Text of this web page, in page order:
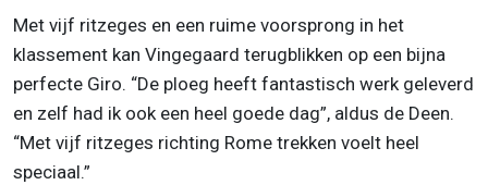
Met vijf ritzeges en een ruime voorsprong in het
klassement kan Vingegaard terugblikken op een bijna
perfecte Giro. “De ploeg heeft fantastisch werk geleverd
en zelf had ik ook een heel goede dag”, aldus de Deen.
“Met vijf ritzeges richting Rome trekken voelt heel
speciaal.”